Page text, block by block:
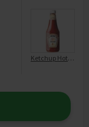
Ketchup Hot chilli